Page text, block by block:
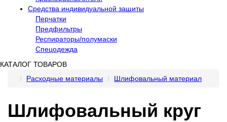
Средства индивидуальной защиты
Перчатки
Предфильтры
Респираторы/полумаски
Спецодежда
КАТАЛОГ ТОВАРОВ
Расходные материалы
Шлифовальный материал
Шлифовальный круг